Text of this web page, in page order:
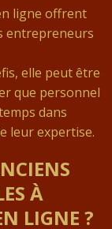
ligne offrent
entrepreneurs
elle peut être
que personnel
dans
leur expertise.
À
LIGNE ?